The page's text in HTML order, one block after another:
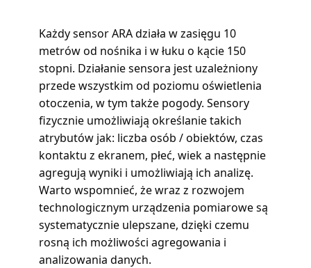
Każdy sensor ARA działa w zasięgu 10
metrów od nośnika i w łuku o kącie 150
stopni. Działanie sensora jest uzależniony
przede wszystkim od poziomu oświetlenia
otoczenia, w tym także pogody. Sensory
fizycznie umożliwiają określanie takich
atrybutów jak: liczba osób / obiektów, czas
kontaktu z ekranem, płeć, wiek a następnie
agregują wyniki i umożliwiają ich analizę.
Warto wspomnieć, że wraz z rozwojem
technologicznym urządzenia pomiarowe są
systematycznie ulepszane, dzięki czemu
rosną ich możliwości agregowania i
analizowania danych.